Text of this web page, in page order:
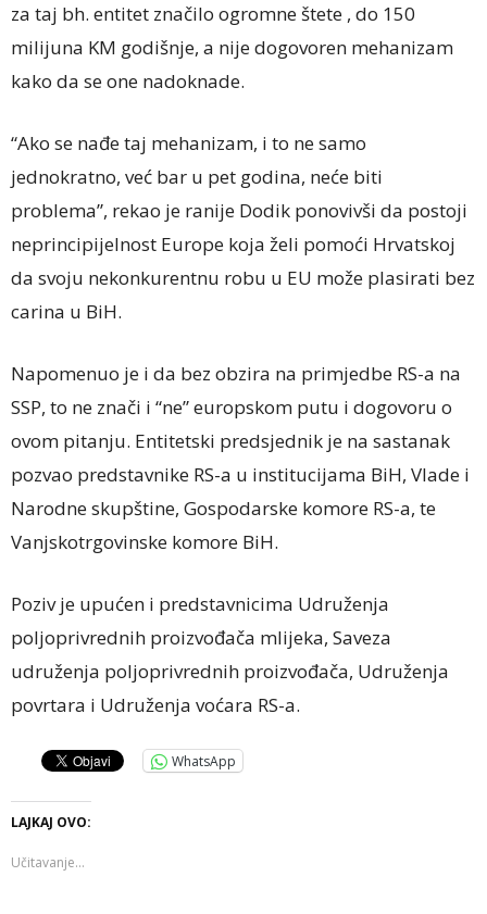
za taj bh. entitet značilo ogromne štete , do 150
milijuna KM godišnje, a nije dogovoren mehanizam
kako da se one nadoknade.
“Ako se nađe taj mehanizam, i to ne samo
jednokratno, već bar u pet godina, neće biti
problema”, rekao je ranije Dodik ponovivši da postoji
neprincipijelnost Europe koja želi pomoći Hrvatskoj
da svoju nekonkurentnu robu u EU može plasirati bez
carina u BiH.
Napomenuo je i da bez obzira na primjedbe RS-a na
SSP, to ne znači i “ne” europskom putu i dogovoru o
ovom pitanju. Entitetski predsjednik je na sastanak
pozvao predstavnike RS-a u institucijama BiH, Vlade i
Narodne skupštine, Gospodarske komore RS-a, te
Vanjskotrgovinske komore BiH.
Poziv je upućen i predstavnicima Udruženja
poljoprivrednih proizvođača mlijeka, Saveza
udruženja poljoprivrednih proizvođača, Udruženja
povrtara i Udruženja voćara RS-a.
WhatsApp
LAJKAJ OVO:
Učitavanje...